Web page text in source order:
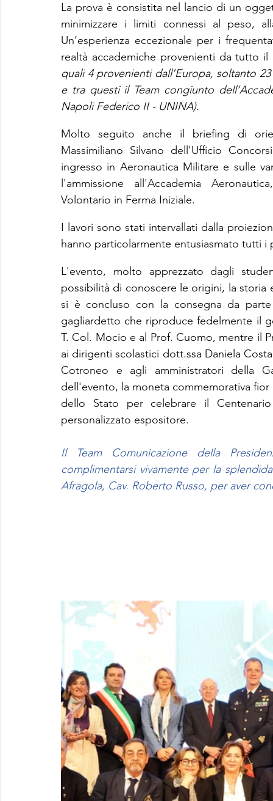
La prova è consistita nel lancio di un
minimizzare i limiti connessi al peso,
Un’esperienza eccezionale per i
realtà accademiche provenienti da tutto
quali 4 provenienti dall’Europa, soltanto
e tra questi il Team congiunto
Napoli Federico II - UNINA).
Molto seguito anche il briefing di
Massimiliano Silvano dell'Ufficio
ingresso in Aeronautica Militare e sulle
l'ammissione all'Accademia
Volontario in Ferma Iniziale.
I lavori sono stati intervallati dalla
hanno particolarmente entusiasmato tutti i
L'evento, molto apprezzato dagli
possibilità di conoscere le origini, la
si è concluso con la consegna da
gagliardetto che riproduce fedelmente il
T. Col. Mocio e al Prof. Cuomo, mentre il
ai dirigenti scolastici dott.ssa Daniela
Cotroneo e agli amministratori della
dell'evento, la moneta commemorativa
dello Stato per celebrare il
personalizzato espositore.
Il Team Comunicazione della
complimentarsi vivamente per la
Afragola, Cav. Roberto Russo, per aver